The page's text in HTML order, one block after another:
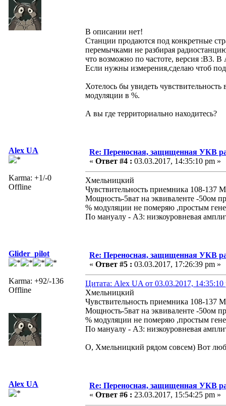
В описании нет!
Станции продаются под конкретные
перемычками не разбирая
что возможно по частоте, версия :B3.
Если нужны измерения,сделаю чтоб
Хотелось бы увидеть
модуляции в %.
А вы где территориально находитесь?
Alex UA
Karma: +1/-0
Offline
Re: Переносная, защищенная УКВ
« Ответ #4 : 03.03.2017, 14:35:10 pm »
Хмельницкий
Чувствительность приемника 108-
Мощность-5ват на эквиваленте -50ом
% модуляции не померяю ,простым
По мануалу - A3: низкоуровневая
Glider_pilot
Karma: +92/-136
Offline
Re: Переносная, защищенная УКВ
« Ответ #5 : 03.03.2017, 17:26:39 pm »
Цитата: Alex UA от 03.03.2017, 14:35:10
Хмельницкий
Чувствительность приемника 108-
Мощность-5ват на эквиваленте -50ом
% модуляции не померяю ,простым
По мануалу - A3: низкоуровневая
О, Хмельницкий рядом совсем) Вот
Alex UA
Re: Переносная, защищенная УКВ
« Ответ #6 : 23.03.2017, 15:54:25 pm »